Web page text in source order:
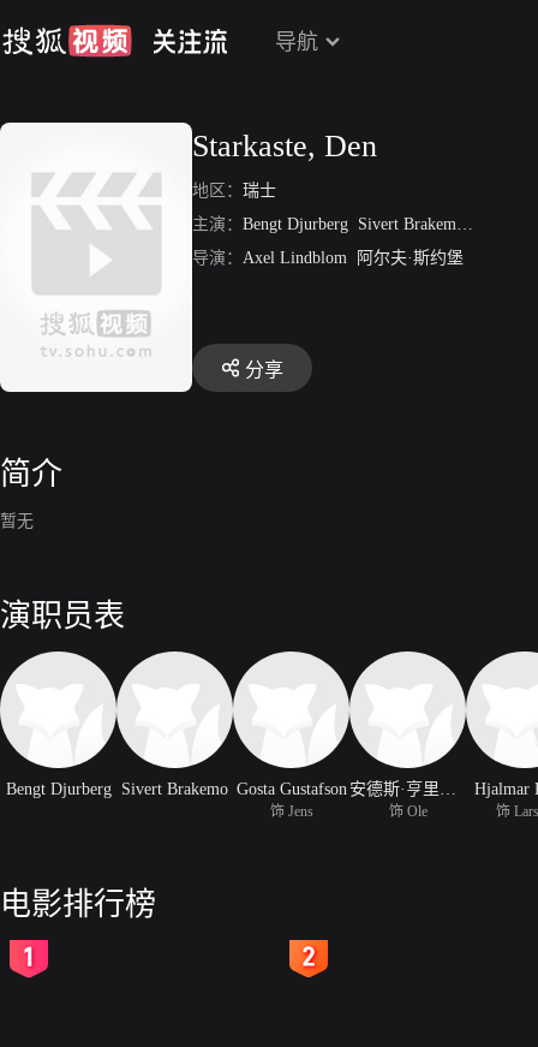
导航
Starkaste, Den
地区： 瑞士
主演： Bengt Djurberg Sivert Brakemo
导演： Axel Lindblom 阿尔夫·斯约堡
分享
简介
暂无
演职员表
Bengt Djurberg Sivert Brakemo Gosta Gustafson
饰 Jens
安德斯·亨里克森
饰 Ole
Hjalmar
饰
电影排行榜